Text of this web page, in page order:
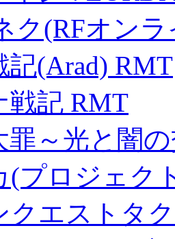
ク(RFオン
記(Arad) RMT
戦記 RMT
罪～光と闇
(プロジェク
クエストタ